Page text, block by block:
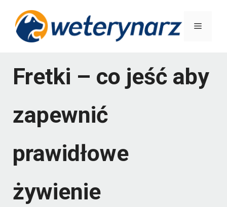
Przejdź
Menu
Fretki – co jeść aby
zapewnić
prawidłowe
żywienie